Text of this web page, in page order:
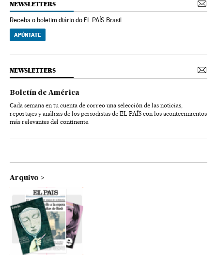
NEWSLETTERS
Receba o boletim diário do EL PAÍS Brasil
APÚNTATE
NEWSLETTERS
Boletín de América
Cada semana en tu cuenta de correo una selección de las noticias,
reportajes y análisis de los periodistas de EL PAÍS con los acontecimientos
más relevantes del continente.
Arquivo